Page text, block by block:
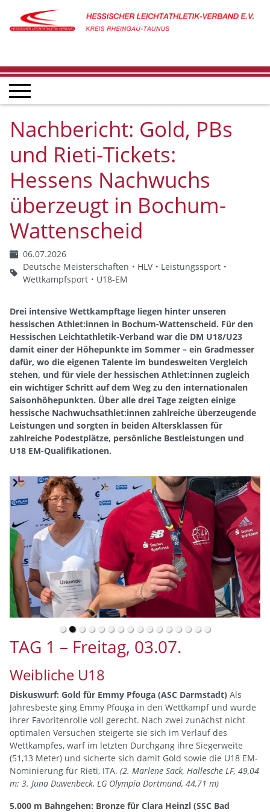
Nachbericht: Gold, PBs
und Rieti-Tickets:
Hessens Nachwuchs
überzeugt in Bochum-
Wattenscheid
06.07.2026
Deutsche Meisterschaften
HLV
Leistungssport
Wettkampfsport
U18-EM
Drei intensive Wettkampftage liegen hinter unseren
hessischen Athlet:innen in Bochum-Wattenscheid. Für den
Hessischen Leichtathletik-Verband war die DM U18/U23
damit einer der Höhepunkte im Sommer – ein Gradmesser
dafür, wo die eigenen Talente im bundesweiten Vergleich
stehen, und für viele der hessischen Athlet:innen zugleich
ein wichtiger Schritt auf dem Weg zu den internationalen
Saisonhöhepunkten. Über alle drei Tage zeigten einige
hessische Nachwuchsathlet:innen zahlreiche überzeugende
Leistungen und sorgten in beiden Altersklassen für
zahlreiche Podestplätze, persönliche Bestleistungen und
U18 EM-Qualifikationen.
TAG 1 – Freitag, 03.07.
Weibliche U18
Diskuswurf: Gold für Emmy Pfouga (ASC Darmstadt) Als
Jahresbeste ging Emmy Pfouga in den Wettkampf und wurde
ihrer Favoritenrolle voll gerecht. Nach zwei zunächst nicht
optimalen Versuchen steigerte sie sich im Verlauf des
Wettkampfes, warf im letzten Durchgang ihre Siegerweite
(51,13 Meter) und sicherte sich damit Gold sowie die U18 EM-
Nominierung für Rieti, ITA. (2. Marlene Sack, Hallesche LF, 49,04
m; 3. Juna Duwenbeck, LG Olympia Dortmund, 44,71 m)
5.000 m Bahngehen: Bronze für Clara Heinzl (SSC Bad